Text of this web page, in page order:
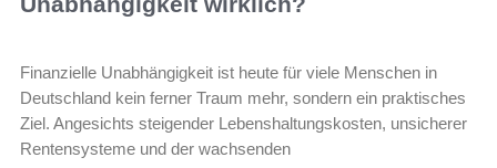
Finanzielle Unabhängigkeit ist heute für viele Menschen in
Deutschland kein ferner Traum mehr, sondern ein praktisches
Ziel. Angesichts steigender Lebenshaltungskosten, unsicherer
Rentensysteme und der wachsenden